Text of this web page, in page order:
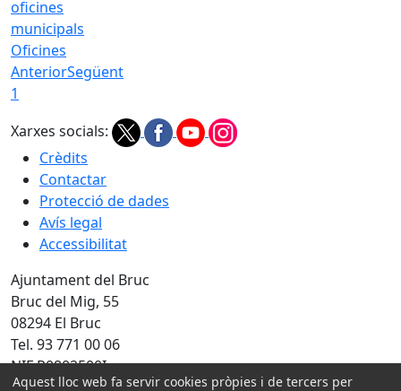
Oficines
AnteriorSegüent
1
Xarxes socials:
Crèdits
Contactar
Protecció de dades
Avís legal
Accessibilitat
Ajuntament del Bruc
Bruc del Mig, 55
08294 El Bruc
Tel. 93 771 00 06
NIF P0802500I
Aquest lloc web fa servir cookies pròpies i de tercers per